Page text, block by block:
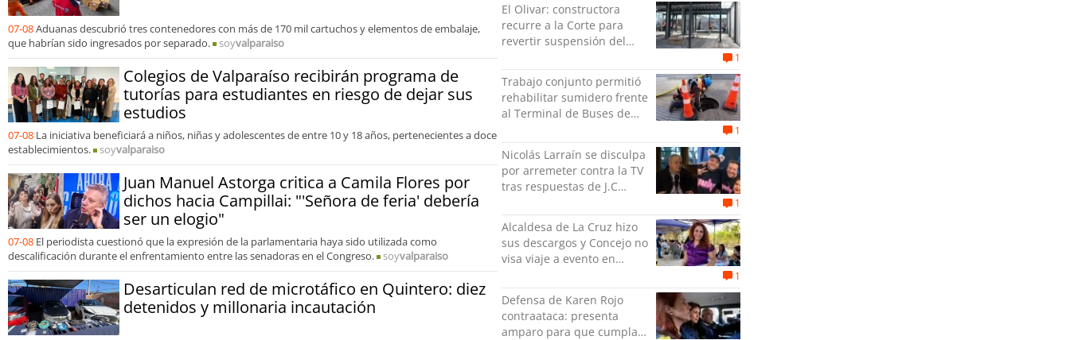
07-08Aduanas descubrió tres contenedores con más de 170 mil cartuchos y elementos de embalaje,
que habrían sido ingresados por separado.
soyvalparaiso
Colegios de Valparaíso recibirán programa de
tutorías para estudiantes en riesgo de dejar sus
estudios
07-08 La iniciativa beneficiará a niños, niñas y adolescentes de entre 10 y 18 años, pertenecientes a doce
establecimientos.
soyvalparaiso
Juan Manuel Astorga critica a Camila Flores por
dichos hacia Campillai: "'Señora de feria' debería
ser un elogio"
07-08 El periodista cuestionó que la expresión de la parlamentaria haya sido utilizada como
descalificación durante el enfrentamiento entre las senadoras en el Congreso.
soyvalparaiso
Desarticulan red de microtáfico en Quintero: diez
detenidos y millonaria incautación
El Olivar: constructora
recurre a la Corte para
revertir suspensión del
1
Trabajo conjunto permitió
rehabilitar sumidero frente
al Terminal de Buses de
1
Nicolás Larraín se disculpa
por arremeter contra la TV
tras respuestas de J.C
1
Alcaldesa de La Cruz hizo
sus descargos y Concejo no
visa viaje a evento en
grabación con abuso
sexual infantil
1
Defensa de Karen Rojo
contraataca: presenta
amparo para que cumpla